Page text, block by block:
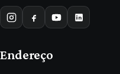
Endereço